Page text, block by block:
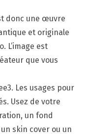
donc une œuvre
et originale
L’image est
que vous
Les usages pour
Usez de votre
un fond
skin cover ou un